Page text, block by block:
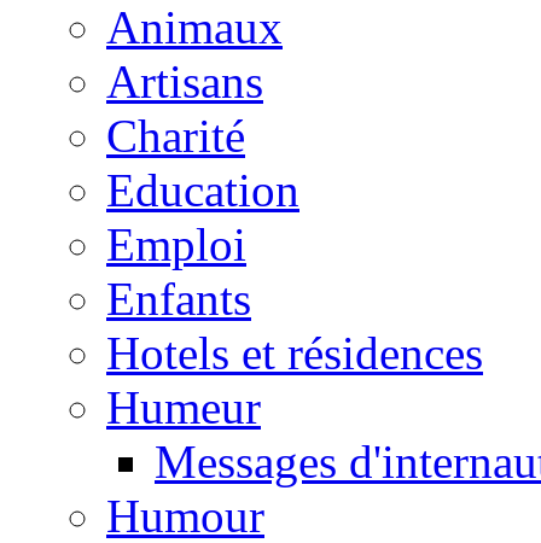
Animaux
Artisans
Charité
Education
Emploi
Enfants
Hotels et résidences
Humeur
Messages
Humour